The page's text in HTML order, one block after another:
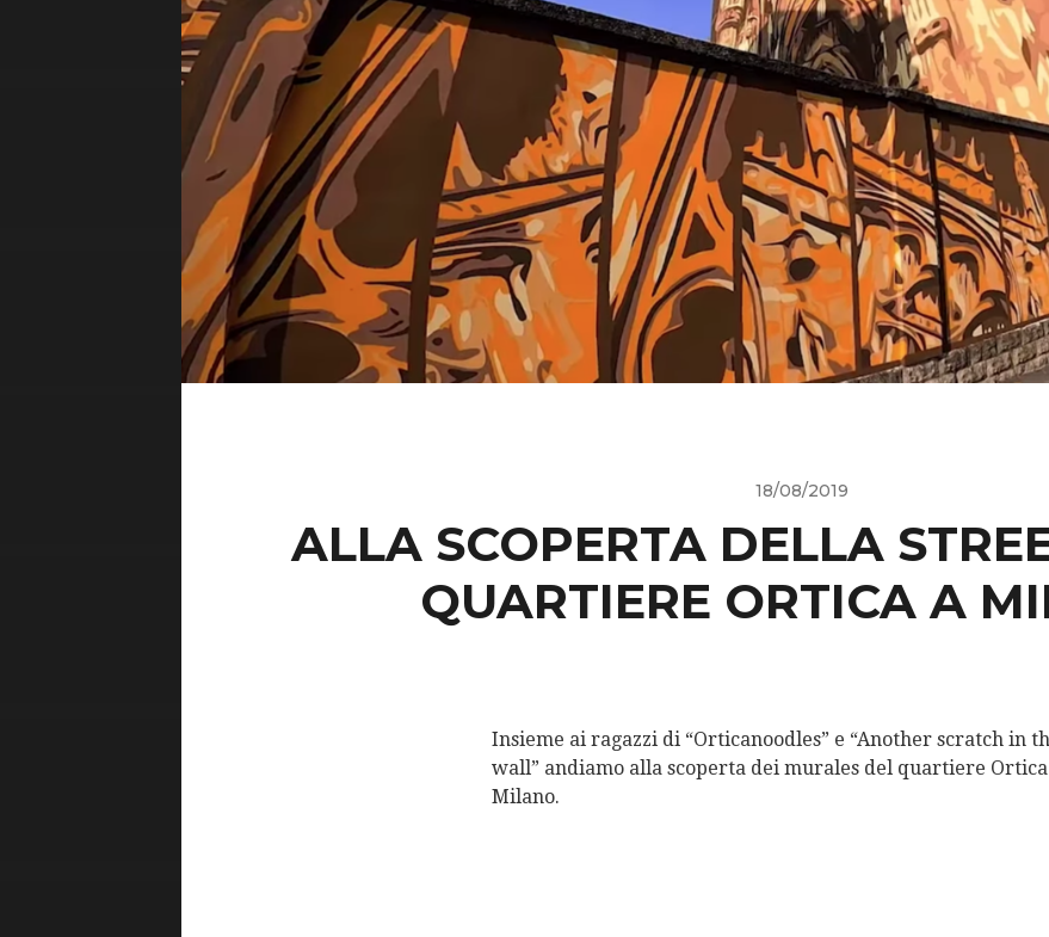
18/08/2019
ALLA SCOPERTA DELLA
QUARTIERE ORTICA A
Insieme ai ragazzi di “Orticanoodles” e “Another scratch in
wall” andiamo alla scoperta dei murales del quartiere
Milano.